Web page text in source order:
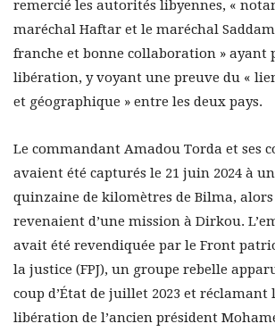
remercié les autorités libyennes, «
maréchal Haftar et le maréchal
franche et bonne collaboration » ayant
libération, y voyant une preuve du «
et géographique » entre les deux pays.
Le commandant Amadou Torda et ses
avaient été capturés le 21 juin 2024 à
quinzaine de kilomètres de Bilma, alors
revenaient d’une mission à Dirkou.
avait été revendiquée par le Front
la justice (FPJ), un groupe rebelle
coup d’État de juillet 2023 et réclamant
libération de l’ancien président